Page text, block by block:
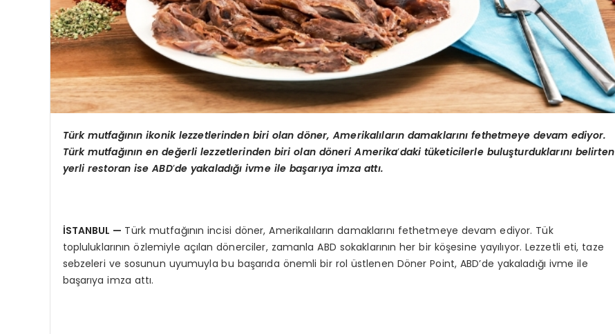
Türk mutfağının ikonik lezzetlerinden biri olan döner, Amerikalıların damaklarını fethetmeye devam ediyor.
Türk mutfağının en değerli lezzetlerinden biri olan döneri Amerika’daki tüketicilerle buluşturduklarını belirten
yerli restoran ise ABD’de yakaladığı ivme ile başarıya imza attı.
İSTANBUL — Türk mutfağının incisi döner, Amerikalıların damaklarını fethetmeye devam ediyor. Tük
topluluklarının özlemiyle açılan dönerciler, zamanla ABD sokaklarının her bir köşesine yayılıyor. Lezzetli eti, taze
sebzeleri ve sosunun uyumuyla bu başarıda önemli bir rol üstlenen Döner Point, ABD’de yakaladığı ivme ile
başarıya imza attı.